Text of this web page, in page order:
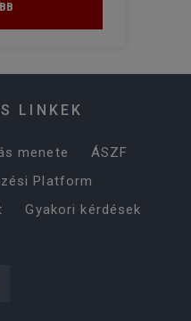
LINKEK
menete
ÁSZF
Platform
Gyakori kérdések